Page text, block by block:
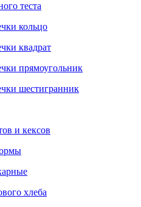
теста
кольцо
квадрат
прямоугольник
шестигранник
и кексов
хлеба